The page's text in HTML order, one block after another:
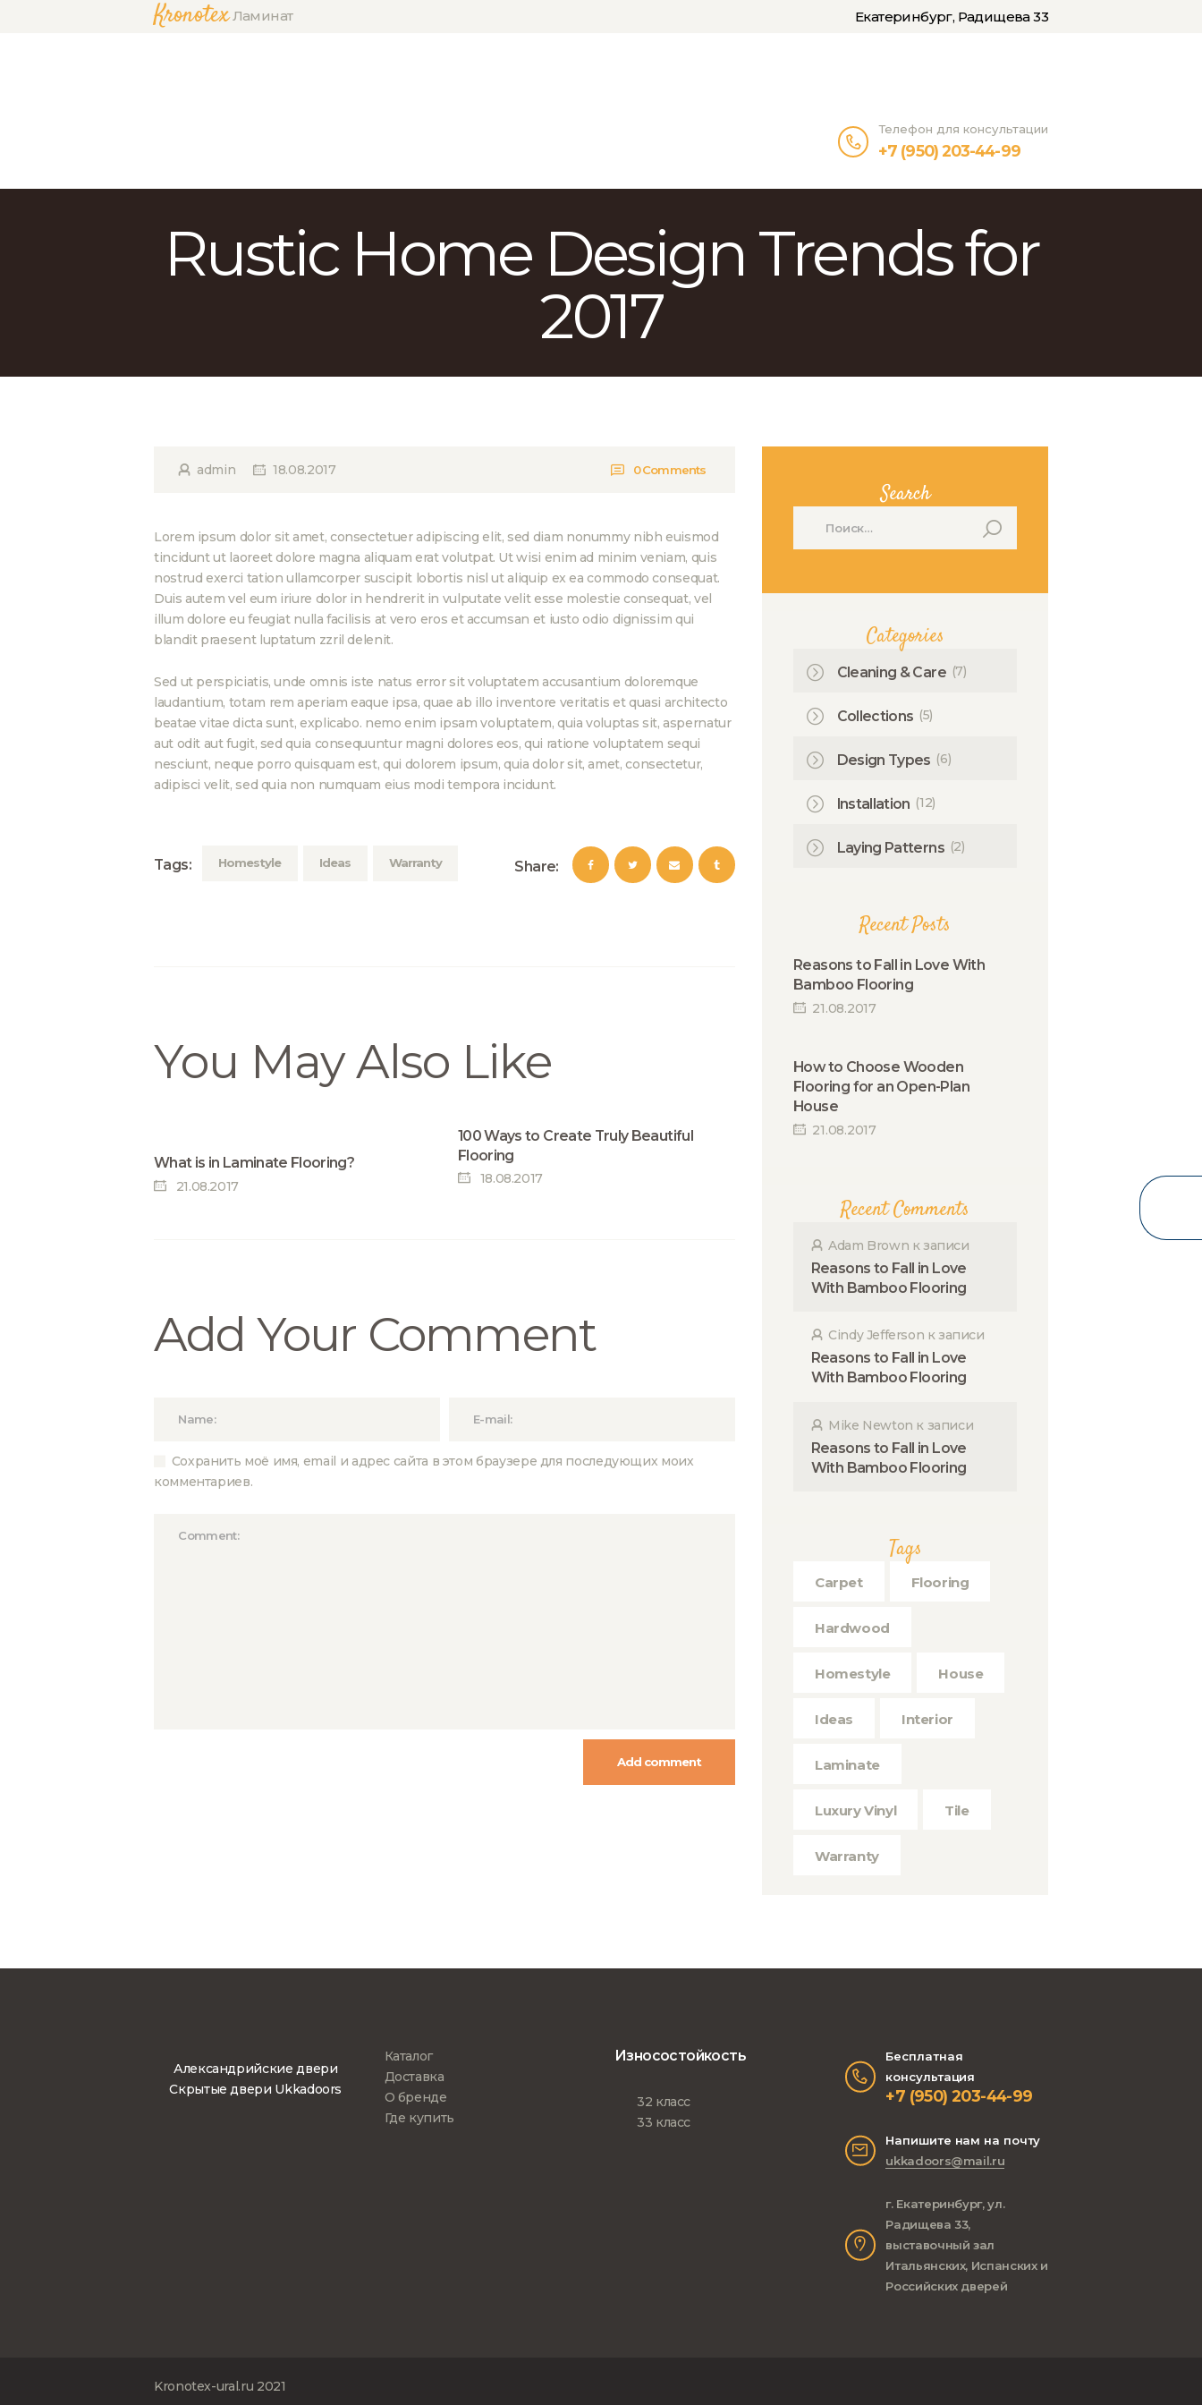
KronotexЛаминат Екатеринбург, Радищева 33
Телефон для консультации
+7 (950) 203-44-99
Rustic Home Design Trends for
2017
admin 18.08.2017 0 Comments
Lorem ipsum dolor sit amet, consectetuer adipiscing elit, sed diam nonummy nibh euismod
tincidunt ut laoreet dolore magna aliquam erat volutpat. Ut wisi enim ad minim veniam, quis
nostrud exerci tation ullamcorper suscipit lobortis nisl ut aliquip ex ea commodo consequat.
Duis autem vel eum iriure dolor in hendrerit in vulputate velit esse molestie consequat, vel
illum dolore eu feugiat nulla facilisis at vero eros et accumsan et iusto odio dignissim qui
blandit praesent luptatum zzril delenit.
Sed ut perspiciatis, unde omnis iste natus error sit voluptatem accusantium doloremque
laudantium, totam rem aperiam eaque ipsa, quae ab illo inventore veritatis et quasi architecto
beatae vitae dicta sunt, explicabo. nemo enim ipsam voluptatem, quia voluptas sit, aspernatur
aut odit aut fugit, sed quia consequuntur magni dolores eos, qui ratione voluptatem sequi
nesciunt, neque porro quisquam est, qui dolorem ipsum, quia dolor sit, amet, consectetur,
adipisci velit, sed quia non numquam eius modi tempora incidunt.
Tags: Homestyle Ideas Warranty Share:
You May Also Like
What is in Laminate Flooring?
21.08.2017
100 Ways to Create Truly Beautiful
Flooring
18.08.2017
Add Your Comment
Сохранить моё имя, email и адрес сайта в этом браузере для последующих моих
комментариев.
Search
Categories
Cleaning & Care (7)
Collections (5)
Design Types (6)
Installation (12)
Laying Patterns (2)
Recent Posts
Reasons to Fall in Love With
Bamboo Flooring
21.08.2017
How to Choose Wooden
Flooring for an Open-Plan
House
21.08.2017
Recent Comments
Adam Brown к записи
Reasons to Fall in Love
With Bamboo Flooring
Cindy Jefferson к записи
Reasons to Fall in Love
With Bamboo Flooring
Mike Newton к записи
Reasons to Fall in Love
With Bamboo Flooring
Tags
Carpet Flooring
Hardwood
Homestyle House
Ideas Interior
Laminate
Luxury Vinyl Tile
Warranty
Александрийские двери
Скрытые двери Ukkadoors
Каталог
Доставка
О бренде
Где купить
Износостойкость
32 класс
33 класс
Бесплатная
консультация
+7 (950) 203-44-99
Напишите нам на почту
ukkadoors@mail.ru
г. Екатеринбург, ул.
Радищева 33,
выставочный зал
Итальянских, Испанских и
Российских дверей
Kronotex-ural.ru 2021